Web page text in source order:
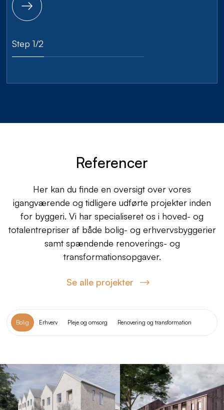
Step 1/2
Referencer
Her kan du finde en oversigt over vores
igangværende og tidligere udførte projekter inden
for byggeri. Vi har specialiseret os i hoved- og
totalentrepriser af både bolig- og erhvervsbyggerier
samt spændende renoverings- og
transformationsopgaver.
Se alle projekter
Bolig Erhverv Pleje og omsorg Renovering og transformation